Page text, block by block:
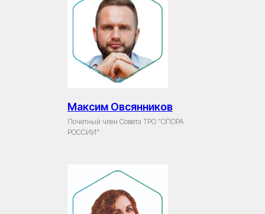
Максим Овсянников
Почетный член Совета ТРО "ОПОРА
РОССИИ"